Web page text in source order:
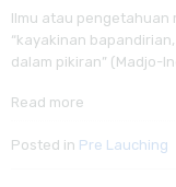
Ilmu atau pengetahuan
“kayakinan
dalam pikiran” (Madjo-
Read more
Posted in Pre Lauching